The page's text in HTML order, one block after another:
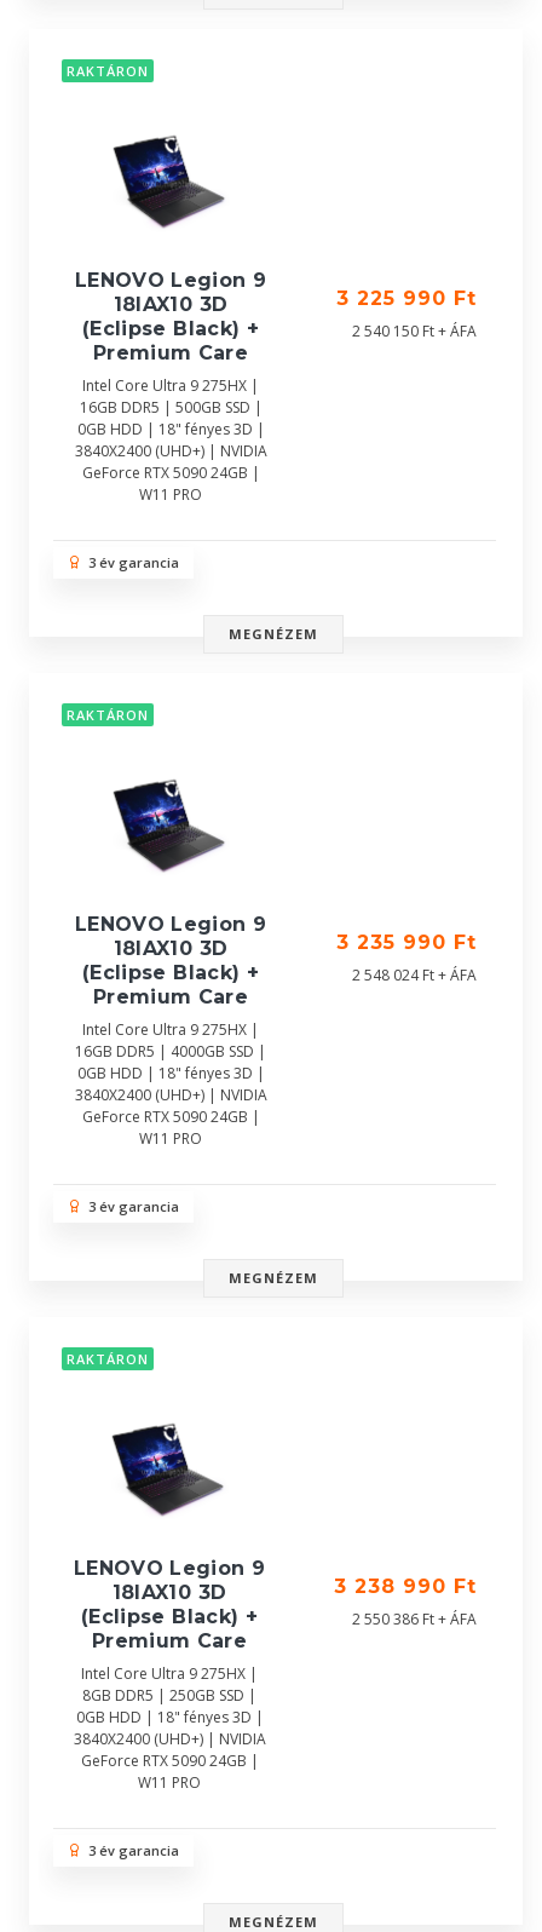
RAKTÁRON
LENOVO Legion 9
18IAX10 3D
(Eclipse Black) +
Premium Care
Intel Core Ultra 9 275HX |
16GB DDR5 | 500GB SSD |
0GB HDD | 18" fényes 3D |
3840X2400 (UHD+) | NVIDIA
GeForce RTX 5090 24GB |
W11 PRO
3 225 990 Ft
2 540 150 Ft + ÁFA
3 év garancia
MEGNÉZEM
RAKTÁRON
LENOVO Legion 9
18IAX10 3D
(Eclipse Black) +
Premium Care
Intel Core Ultra 9 275HX |
16GB DDR5 | 4000GB SSD |
0GB HDD | 18" fényes 3D |
3840X2400 (UHD+) | NVIDIA
GeForce RTX 5090 24GB |
W11 PRO
3 235 990 Ft
2 548 024 Ft + ÁFA
3 év garancia
MEGNÉZEM
RAKTÁRON
LENOVO Legion 9
18IAX10 3D
(Eclipse Black) +
Premium Care
Intel Core Ultra 9 275HX |
8GB DDR5 | 250GB SSD |
0GB HDD | 18" fényes 3D |
3840X2400 (UHD+) | NVIDIA
GeForce RTX 5090 24GB |
W11 PRO
3 238 990 Ft
2 550 386 Ft + ÁFA
3 év garancia
MEGNÉZEM